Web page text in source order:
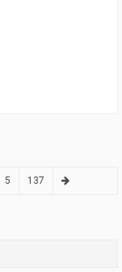
5 137